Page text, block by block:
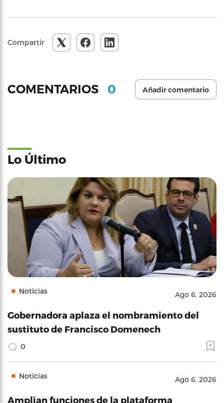
Compartir
COMENTARIOS 0 Añadir comentario
Lo Último
Noticias Ago 6, 2026
Gobernadora aplaza el nombramiento del
sustituto de Francisco Domenech
0
Noticias Ago 6, 2026
Amplian funciones de la plataforma